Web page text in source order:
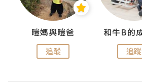
暟媽與暟爸
追蹤 追蹤